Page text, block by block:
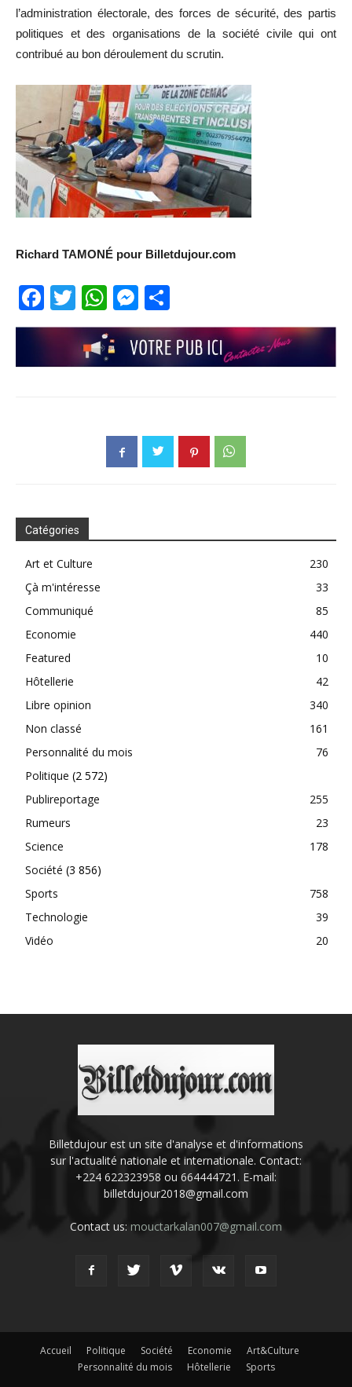
l’administration électorale, des forces de sécurité, des partis
politiques et des organisations de la société civile qui ont
contribué au bon déroulement du scrutin.
Richard TAMONÉ pour Billetdujour.com
Facebook
TwitterWhatsApp
Messenger
Catégories
Art et Culture
230
Çà m'intéresse
33
Communiqué
85
Economie
440
Featured
10
Hôtellerie
42
Libre opinion
340
Non classé
161
Personnalité du mois
76
Politique (2 572)
Publireportage
255
Rumeurs
23
Science
178
Société (3 856)
Sports
758
Technologie
39
Vidéo
20
Billetdujour est un site d'analyse et d'informations
sur l'actualité nationale et internationale. Contact:
+224 622323958 ou 664444721. E-mail:
billetdujour2018@gmail.com
Contact us: mouctarkalan007@gmail.com
Accueil Politique Société Economie
Art&Culture
Personnalité du mois
Hôtellerie Sports